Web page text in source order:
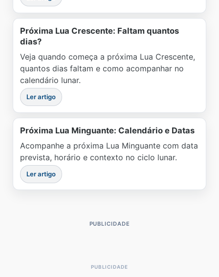
Próxima Lua Crescente: Faltam quantos
dias?
Veja quando começa a próxima Lua Crescente,
quantos dias faltam e como acompanhar no
calendário lunar.
Ler artigo
Próxima Lua Minguante: Calendário e Datas
Acompanhe a próxima Lua Minguante com data
prevista, horário e contexto no ciclo lunar.
Ler artigo
PUBLICIDADE